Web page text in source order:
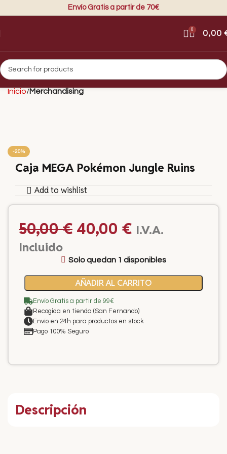
Envío Gratis a partir de 70€
0 0,00
Inicio Merchandising
-20%
Caja MEGA Pokémon Jungle Ruins
Add to wishlist
50,00€ 40,00 € I.V.A.
Incluido
Solo quedan 1 disponibles
AÑADIR AL CARRITO
Envío Gratis a partir de 99€
Recogida en tienda (San Fernando)
Envío en 24h para productos en stock
Pago 100% Seguro
Descripción